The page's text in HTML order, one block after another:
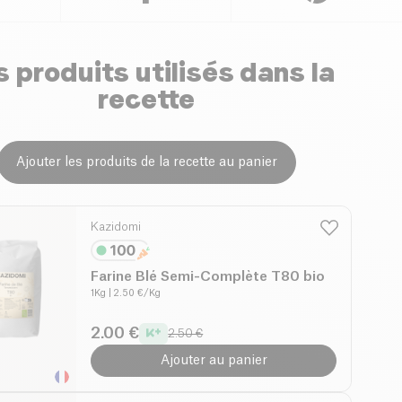
produits utilisés dans la
recette
Ajouter les produits de la recette au panier
Kazidomi
Farine Blé Semi-Complète T80 bio
1Kg | 2.50 €/Kg
2.00 € 2.50 €
Ajouter au panier